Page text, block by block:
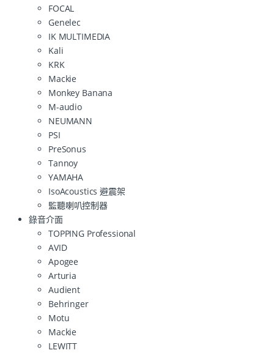
FOCAL
Genelec
IK MULTIMEDIA
Kali
KRK
Mackie
Monkey Banana
M-audio
NEUMANN
PSI
PreSonus
Tannoy
YAMAHA
IsoAcoustics 避震架
監聽喇叭控制器
錄音介面
TOPPING Professional
AVID
Apogee
Arturia
Audient
Behringer
Motu
Mackie
LEWITT